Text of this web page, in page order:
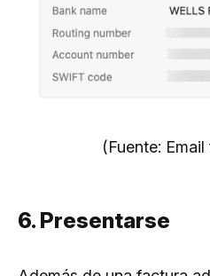
(Fuente:
6. Presentarse